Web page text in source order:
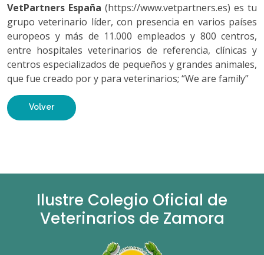
VetPartners España (https://www.vetpartners.es) es tu
grupo veterinario líder, con presencia en varios países
europeos y más de 11.000 empleados y 800 centros,
entre hospitales veterinarios de referencia, clínicas y
centros especializados de pequeños y grandes animales,
que fue creado por y para veterinarios; “We are family”
Volver
Ilustre Colegio Oficial de
Veterinarios de Zamora